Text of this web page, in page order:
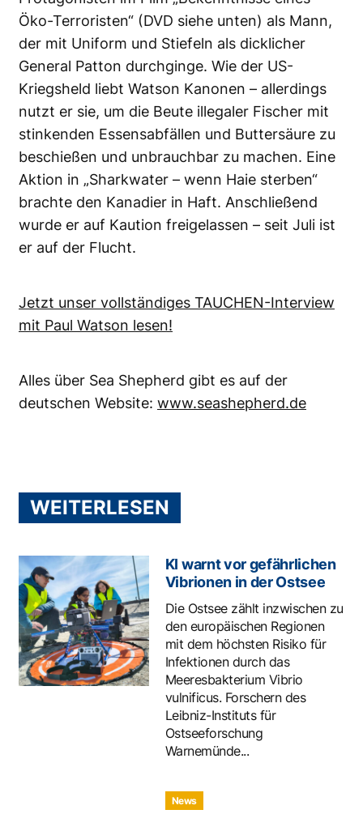
Öko-Terroristen“ (DVD siehe unten) als Mann,
der mit Uniform und Stiefeln als dicklicher
General Patton durchginge. Wie der US-
Kriegsheld liebt Watson Kanonen – allerdings
nutzt er sie, um die Beute illegaler Fischer mit
stinkenden Essensabfällen und Buttersäure zu
beschießen und unbrauchbar zu machen. Eine
Aktion in „Sharkwater – wenn Haie sterben“
brachte den Kanadier in Haft. Anschließend
wurde er auf Kaution freigelassen – seit Juli ist
er auf der Flucht.
Jetzt unser vollständiges TAUCHEN-Interview
mit Paul Watson lesen!
Alles über Sea Shepherd gibt es auf der
deutschen Website: www.seashepherd.de
WEITERLESEN
KI warnt vor gefährlichen
Vibrionen in der Ostsee
Die Ostsee zählt inzwischen zu
den europäischen Regionen
mit dem höchsten Risiko für
Infektionen durch das
Meeresbakterium Vibrio
vulnificus. Forschern des
Leibniz-Instituts für
Ostseeforschung
Warnemünde...
News